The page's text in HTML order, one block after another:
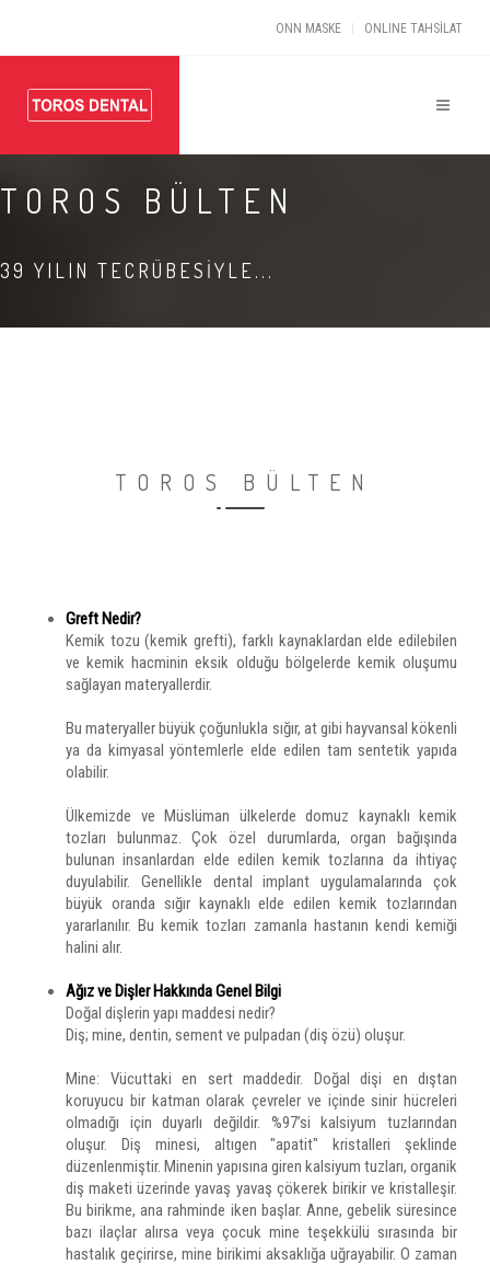
ONN MASKE ONLINE TAHSİLAT
TOROS BÜLTEN
39 YILIN TECRÜBESİYLE...
TOROS BÜLTEN
Greft Nedir?
Kemik tozu (kemik grefti), farklı kaynaklardan elde edilebilen
ve kemik hacminin eksik olduğu bölgelerde kemik oluşumu
sağlayan materyallerdir.
Bu materyaller büyük çoğunlukla sığır, at gibi hayvansal kökenli
ya da kimyasal yöntemlerle elde edilen tam sentetik yapıda
olabilir.
Ülkemizde ve Müslüman ülkelerde domuz kaynaklı kemik
tozları bulunmaz. Çok özel durumlarda, organ bağışında
bulunan insanlardan elde edilen kemik tozlarına da ihtiyaç
duyulabilir. Genellikle dental implant uygulamalarında çok
büyük oranda sığır kaynaklı elde edilen kemik tozlarından
yararlanılır. Bu kemik tozları zamanla hastanın kendi kemiği
halini alır.
Ağız ve Dişler Hakkında Genel Bilgi
Doğal dişlerin yapı maddesi nedir?
Diş; mine, dentin, sement ve pulpadan (diş özü) oluşur.
Mine: Vücuttaki en sert maddedir. Doğal dişi en dıştan
koruyucu bir katman olarak çevreler ve içinde sinir hücreleri
olmadığı için duyarlı değildir. %97’si kalsiyum tuzlarından
oluşur. Diş minesi, altıgen "apatit" kristalleri şeklinde
düzenlenmiştir. Minenin yapısına giren kalsiyum tuzları, organik
diş maketi üzerinde yavaş yavaş çökerek birikir ve kristalleşir.
Bu birikme, ana rahminde iken başlar. Anne, gebelik süresince
bazı ilaçlar alırsa veya çocuk mine teşekkülü sırasında bir
hastalık geçirirse, mine birikimi aksaklığa uğrayabilir. O zaman